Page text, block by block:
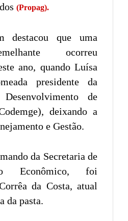
(Propag).
destacou que uma
ocorreu
ano, quando Luísa
presidente da
de
deixando a
e Gestão.
da Secretaria de
Econômico, foi
da Costa, atual
da pasta.